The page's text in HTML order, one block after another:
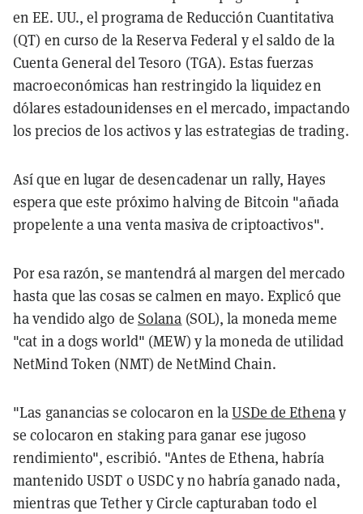
en EE. UU., el programa de Reducción Cuantitativa
(QT) en curso de la Reserva Federal y el saldo de la
Cuenta General del Tesoro (TGA). Estas fuerzas
macroeconómicas han restringido la liquidez en
dólares estadounidenses en el mercado, impactando
los precios de los activos y las estrategias de trading.
Así que en lugar de desencadenar un rally, Hayes
espera que este próximo halving de Bitcoin "añada
propelente a una venta masiva de criptoactivos".
Por esa razón, se mantendrá al margen del mercado
hasta que las cosas se calmen en mayo. Explicó que
ha vendido algo de Solana (SOL), la moneda meme
"cat in a dogs world" (MEW) y la moneda de utilidad
NetMind Token (NMT) de NetMind Chain.
"Las ganancias se colocaron en laUSDe de Ethenay
se colocaron en staking para ganar ese jugoso
rendimiento", escribió. "Antes de Ethena, habría
mantenido USDT o USDC y no habría ganado nada,
mientras que Tether y Circle capturaban todo el